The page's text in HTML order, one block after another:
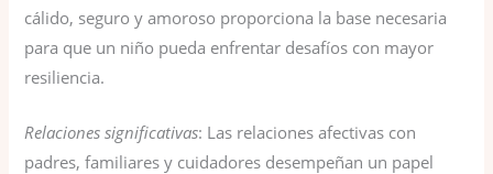
cálido, seguro y amoroso proporciona la base necesaria
para que un niño pueda enfrentar desafíos con mayor
resiliencia.
Relaciones significativas: Las relaciones afectivas con
padres, familiares y cuidadores desempeñan un papel